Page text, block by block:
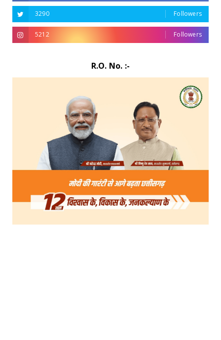
3290 Followers
5212 Followers
R.O. No. :-